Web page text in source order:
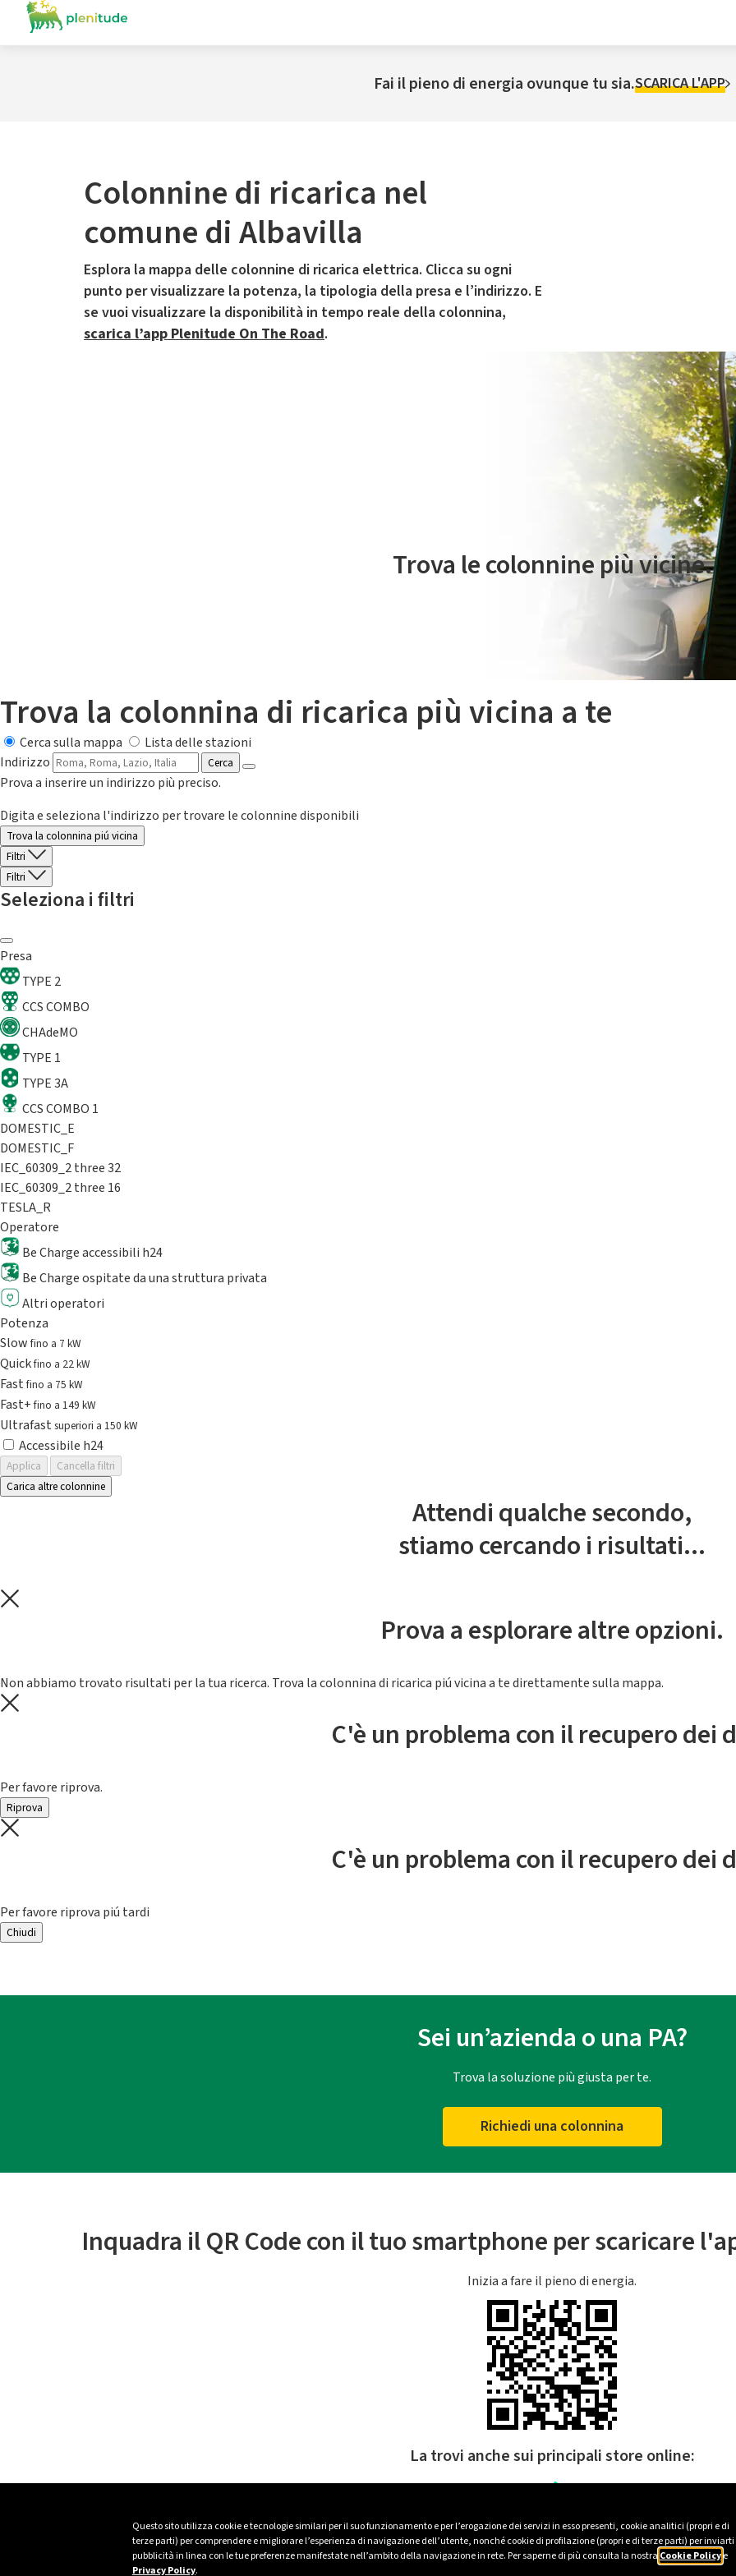
Questo sito utilizza cookie e tecnologie similari per il suo funzionamento e per l’erogazione dei servizi in esso presenti, cookie analitici (propri e di
terze parti) per comprendere e migliorare l’esperienza di navigazione dell’utente, nonché cookie di profilazione (propri e di terze parti) per inviarti
pubblicità in linea con le tue preferenze manifestate nell’ambito della navigazione in rete. Per saperne di più consulta la nostra Cookie Policye
Privacy Policy.
Fai il pieno di energia ovunque tu sia.SCARICA L'APP
Colonnine di ricarica nel
comune di Albavilla
Esplora la mappa delle colonnine di ricarica elettrica. Clicca su ogni
punto per visualizzare la potenza, la tipologia della presa e l’indirizzo. E
se vuoi visualizzare la disponibilità in tempo reale della colonnina,
scarica l’app Plenitude On The Road.
Il servizio di mobilità elettrica è gestito da Plenitude On The Road
Trova le colonnine più vicine.
Trova la colonnina di ricarica più vicina a te
Cerca sulla mappa
Lista delle stazioni
Indirizzo
Cerca
Prova a inserire un indirizzo più preciso.
Digita e seleziona l'indirizzo per trovare le colonnine disponibili
Trova la colonnina piú vicina
Filtri
Filtri
Seleziona i filtri
Presa
TYPE 2
CCS COMBO
CHAdeMO
TYPE 1
TYPE 3A
CCS COMBO 1
DOMESTIC_E
DOMESTIC_F
IEC_60309_2 three 32
IEC_60309_2 three 16
TESLA_R
Operatore
Be Charge accessibili h24
Be Charge ospitate da una struttura privata
Altri operatori
Potenza
Slowfino a 7 kW
Quickfino a 22 kW
Fastfino a 75 kW
Fast+fino a 149 kW
Ultrafast superiori a 150 kW
Accessibile h24
Applica
Cancella filtri
Carica altre colonnine
Attendi qualche secondo,
stiamo cercando i risultati...
Prova a esplorare altre opzioni.
Non abbiamo trovato risultati per la tua ricerca. Trova la colonnina di ricarica piú vicina a te direttamente sulla mappa.
C'è un problema con il recupero dei
Per favore riprova.
Riprova
C'è un problema con il recupero dei
Per favore riprova piú tardi
Chiudi
Sei un’azienda o una PA?
Trova la soluzione più giusta per te.
Richiedi una colonnina
Inquadra il QR Code con il tuo smartphone per scaricare
Inizia a fare il pieno di energia.
La trovi anche sui principali store online: